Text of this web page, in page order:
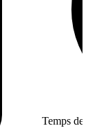
Temps de